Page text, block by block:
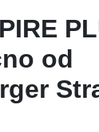
od